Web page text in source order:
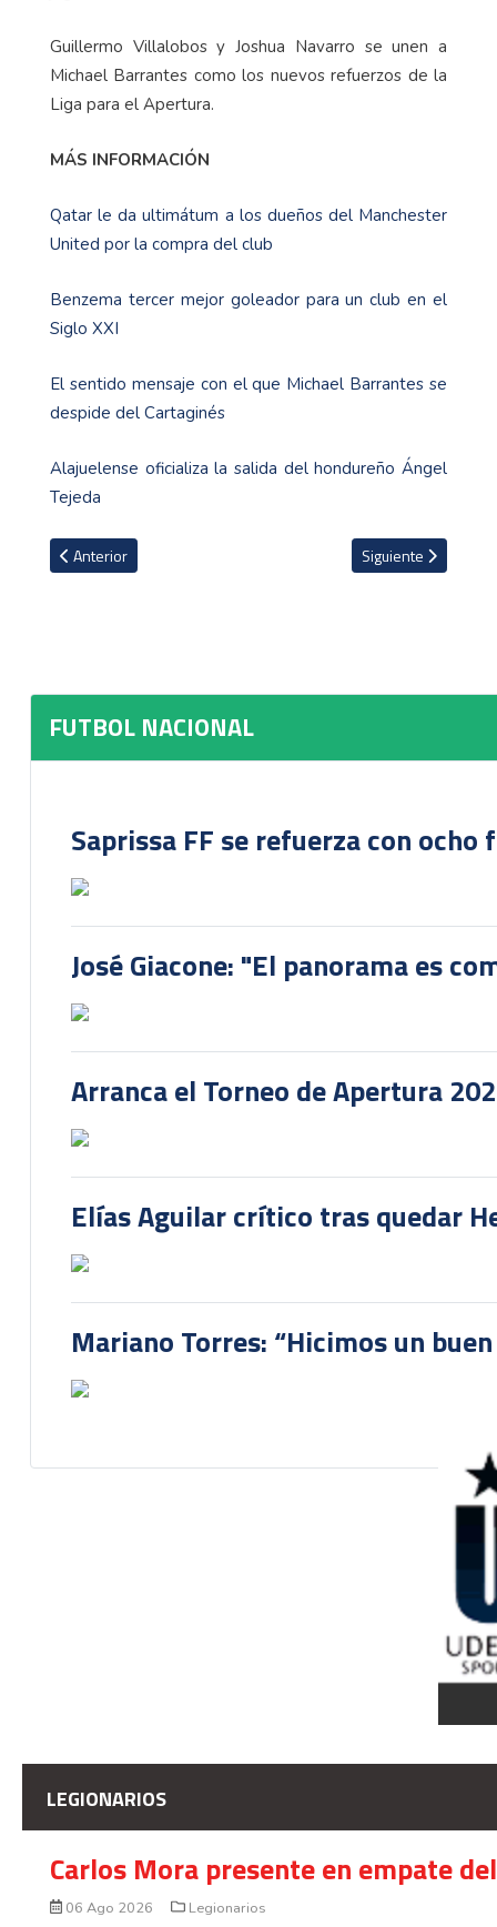
Guillermo Villalobos y Joshua Navarro se unen a
Michael Barrantes como los nuevos refuerzos de la
Liga para el Apertura.
MÁS INFORMACIÓN
Qatar le da ultimátum a los dueños del Manchester
United por la compra del club
Benzema tercer mejor goleador para un club en el
Siglo XXI
El sentido mensaje con el que Michael Barrantes se
despide del Cartaginés
Alajuelense oficializa la salida del hondureño Ángel
Tejeda
Artículo anterior: Juan Gabriel Calderón único árbitro principal tico
Anterior Artículo siguiente:
Siguiente
FUTBOL NACIONAL
Saprissa FF se refuerza con
José Giacone: "El panorama es
Arranca el Torneo de Apertura
Elías Aguilar crítico tras quedar
Mariano Torres: “Hicimos un
LEGIONARIOS
Carlos Mora presente en empate
06 Ago 2026 Legionarios